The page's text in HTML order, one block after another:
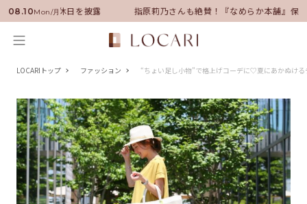
08.10Mon/月
い男の休日を披露 指原莉乃さんも絶賛！『なめらか本舗』保湿ラ
LOCARIトップ ファッション “ちょい足し小物”で格上げコーデに♡夏にあかぬける